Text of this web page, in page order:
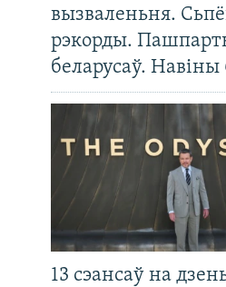
вызваленьня.
рэкорды.
беларусаў.
13 сэансаў на